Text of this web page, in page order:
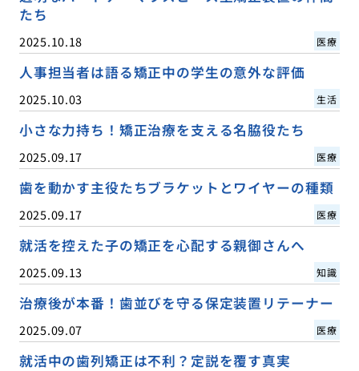
たち
2025.10.18 医療
人事担当者は語る矯正中の学生の意外な評価
2025.10.03 生活
小さな力持ち！矯正治療を支える名脇役たち
2025.09.17 医療
歯を動かす主役たちブラケットとワイヤーの種類
2025.09.17 医療
就活を控えた子の矯正を心配する親御さんへ
2025.09.13 知識
治療後が本番！歯並びを守る保定装置リテーナー
2025.09.07 医療
就活中の歯列矯正は不利？定説を覆す真実